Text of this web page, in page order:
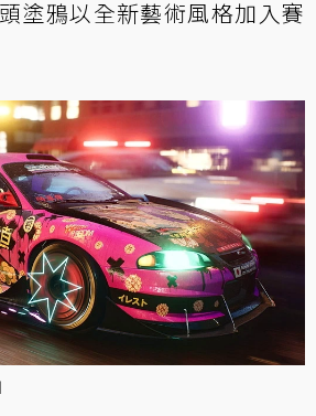
塗鴉以全新藝術風格加入賽